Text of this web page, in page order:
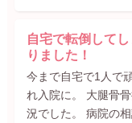
自宅で転倒して
りました！
今まで自宅で1人で
れ入院に。 大腿骨
況でした。 病院の